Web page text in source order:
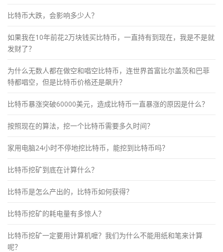
比特币大跌，会影响多少人？
如果我在10年前花2万块钱买比特币，一直持有到现在，我是不是就
发财了？
为什么无数人都在做空和唱空比特币，连世界首富比尔盖茨和巴菲
特都唱空，但是比特币价格还是飙升？
比特币暴涨突破60000美元，造成比特币一直暴涨的原因是什么？
按照现在的算法，挖一个比特币需要多久时间？
家用电脑24小时不停地挖比特币，能挖到比特币吗？
比特币挖矿到底在计算什么？
比特币是怎么产出的，比特币如何获得？
比特币挖矿的耗电量有多惊人？
比特币挖矿一定要用计算机嚒？我们为什么不能用纸和笔来计算
呢？